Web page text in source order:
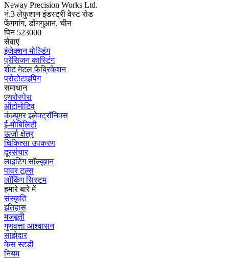
Neway Precision Works Ltd.
नं.3 लेफुशान इंडस्ट्री वेस्ट रोड
फेंगगांग, डोंगगुआन, चीन
पिन 523000
सेवाएं
इंजेक्शन मोल्डिंग
प्रेसिजन कास्टिंग
शीट मेटल फैब्रिकेशन
प्रोटोटाइपिंग
समाधान
एयरोस्पेस
ऑटोमोटिव
कंज़्यूमर इलेक्ट्रॉनिक्स
ई-मोबिलिटी
ऊर्जा क्षेत्र
चिकित्सा उपकरण
दूरसंचार
लाइटिंग सॉल्यूशन
पावर टूल्स
लॉकिंग सिस्टम
हमारे बारे में
संस्कृति
इतिहास
मजबूती
गुणवत्ता आश्वासन
साझेदार
केस स्टडी
नियम